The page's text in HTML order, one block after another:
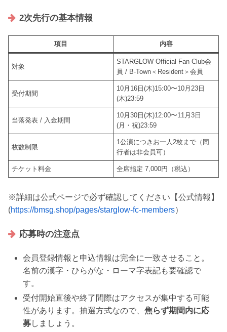
2次先行の基本情報
項目 内容
対象
STARGLOW Official Fan Club会
員 / B-Town＜Resident＞会員
受付期間
10月16日(木)15:00〜10月23日
(木)23:59
当落発表 / 入金期間
10月30日(木)12:00〜11月3日
(月・祝)23:59
枚数制限
1公演につきお一人2枚まで（同
行者は非会員可）
チケット料金 全席指定 7,000円（税込）
※詳細は公式ページで必ず確認してください【公式情報】
(https://bmsg.shop/pages/starglow-fc-members）
応募時の注意点
会員登録情報と申込情報は完全に一致させること。
名前の漢字・ひらがな・ローマ字表記も要確認で
す。
受付開始直後や終了間際はアクセスが集中する可能
性があります。抽選方式なので、焦らず期間内に応
募しましょう。